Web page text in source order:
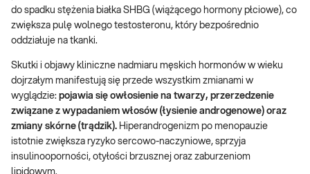
do spadku stężenia białka SHBG (wiążącego hormony płciowe), co
zwiększa pulę wolnego testosteronu, który bezpośrednio
oddziałuje na tkanki.
Skutki i objawy kliniczne nadmiaru męskich hormonów w wieku
dojrzałym manifestują się przede wszystkim zmianami w
wyglądzie: pojawia się owłosienie na twarzy, przerzedzenie
związane z wypadaniem włosów (łysienie androgenowe) oraz
zmiany skórne (trądzik). Hiperandrogenizm po menopauzie
istotnie zwiększa ryzyko sercowo-naczyniowe, sprzyja
insulinooporności, otyłości brzusznej oraz zaburzeniom
lipidowym.